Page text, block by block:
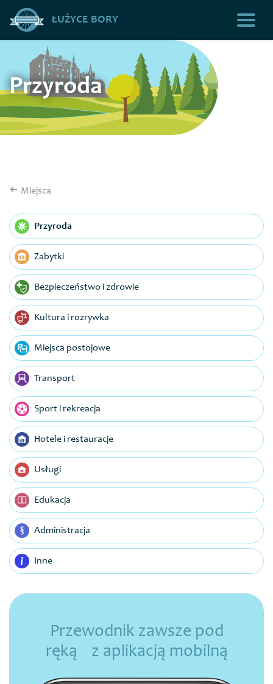
ŁUŻYCE BORY
Przyroda
Miejsca
Przyroda
Zabytki
Bezpieczeństwo i zdrowie
Kultura i rozrywka
Miejsca postojowe
Transport
Sport i rekreacja
Hotele i restauracje
Usługi
Edukacja
Administracja
Inne
Przewodnik zawsze pod
ręką z aplikacją mobilną